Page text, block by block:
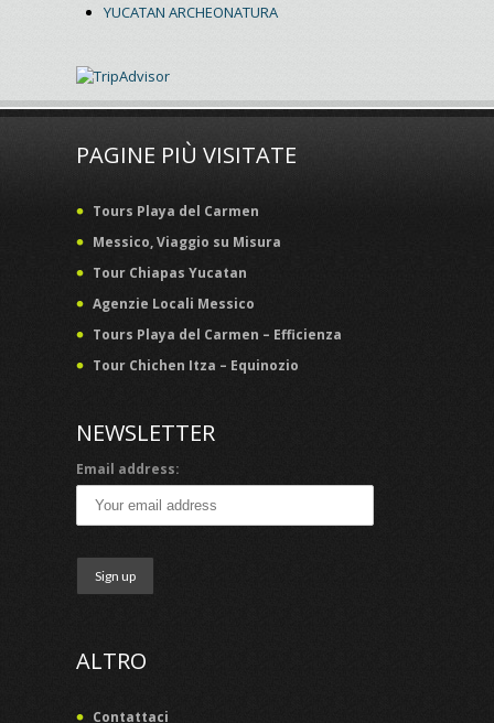
YUCATAN ARCHEONATURA
PAGINE PIÙ VISITATE
Tours Playa del Carmen
Messico, Viaggio su Misura
Tour Chiapas Yucatan
Agenzie Locali Messico
Tours Playa del Carmen – Efficienza
Tour Chichen Itza – Equinozio
NEWSLETTER
Email address:
ALTRO
Contattaci